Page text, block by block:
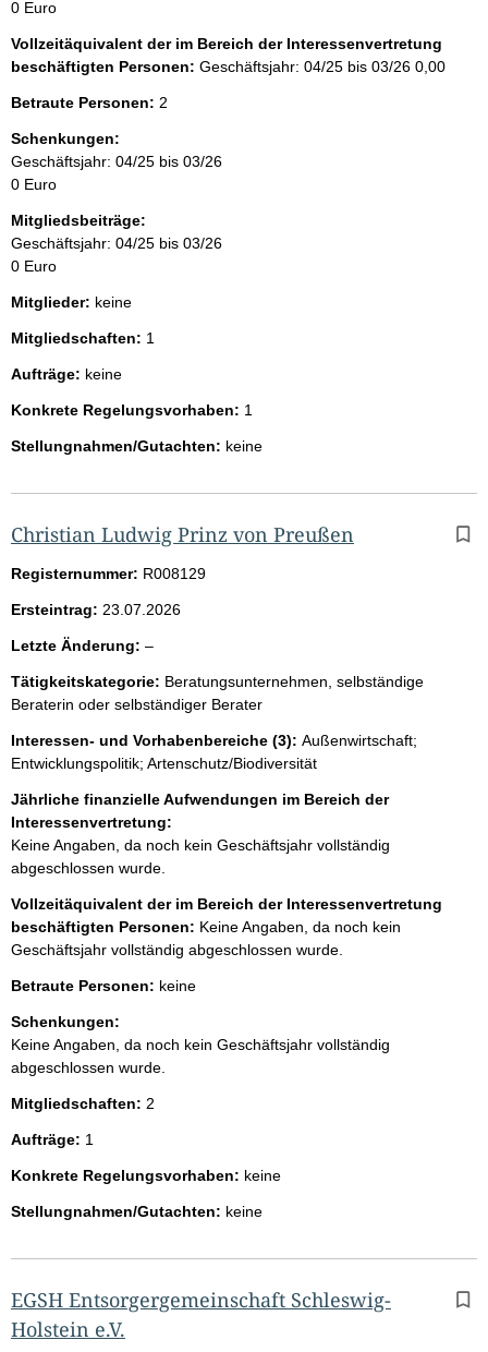
0 Euro
Vollzeitäquivalent der im Bereich der Interessenvertretung
beschäftigten Personen: Geschäftsjahr: 04/25 bis 03/26 0,00
Betraute Personen: 2
Schenkungen:
Geschäftsjahr: 04/25 bis 03/26
0 Euro
Mitgliedsbeiträge:
Geschäftsjahr: 04/25 bis 03/26
0 Euro
Mitglieder: keine
Mitgliedschaften: 1
Aufträge: keine
Konkrete Regelungsvorhaben: 1
Stellungnahmen/Gutachten: keine
Christian Ludwig Prinz von Preußen
Registernummer: R008129
Ersteintrag: 23.07.2026
Letzte Änderung: –l
e
r
Tätigkeitskategorie: Beratungsunternehmen, selbständige
Beraterin oder selbständiger Berater
Interessen- und Vorhabenbereiche (3): Außenwirtschaft;
Entwicklungspolitik; Artenschutz/Biodiversität
Jährliche finanzielle Aufwendungen im Bereich der
Interessenvertretung:
Keine Angaben, da noch kein Geschäftsjahr vollständig
abgeschlossen wurde.
Vollzeitäquivalent der im Bereich der Interessenvertretung
beschäftigten Personen: Keine Angaben, da noch kein
Geschäftsjahr vollständig abgeschlossen wurde.
Betraute Personen: keine
Schenkungen:
Keine Angaben, da noch kein Geschäftsjahr vollständig
abgeschlossen wurde.
Mitgliedschaften: 2
Aufträge: 1
Konkrete Regelungsvorhaben: keine
Stellungnahmen/Gutachten: keine
EGSH Entsorgergemeinschaft Schleswig-
Holstein e.V.